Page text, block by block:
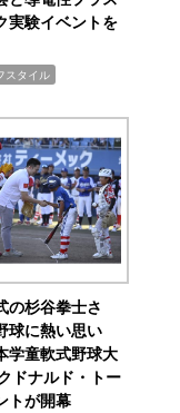
実験イベントを
スタイル
の杉谷拳士さ
球に熱い思い
学童軟式野球大
ドナルド・トー
トが開幕